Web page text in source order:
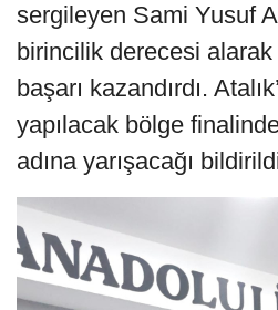
sergileyen Sami Yusuf
birincilik derecesi
başarı kazandırdı.
yapılacak bölge
adına yarışacağı